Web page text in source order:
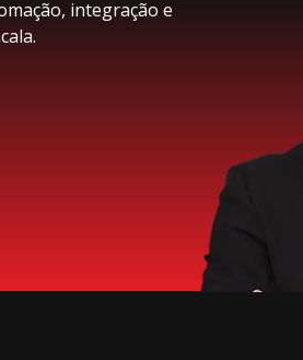
integração e